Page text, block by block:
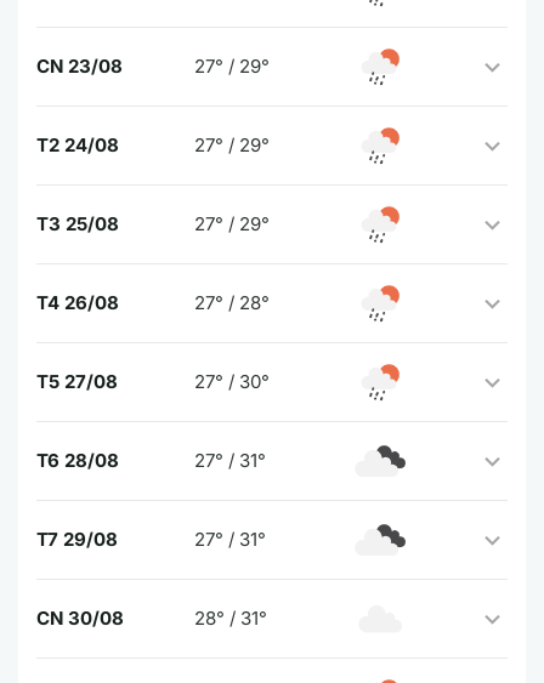
CN 23/08 27° / 29°
T2 24/08 27° / 29°
T3 25/08 27° / 29°
T4 26/08 27° / 28°
T5 27/08 27° / 30°
T6 28/08 27° / 31°
T7 29/08 27° / 31°
CN 30/08 28° / 31°